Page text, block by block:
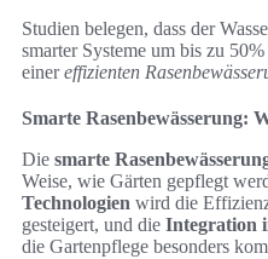
Studien belegen, dass der
smarter Systeme um bis zu
einereffizienten
Smarte Rasenbewässerung:
Die smarte
Weise, wie Gärten gepflegt
Technologien wird die
gesteigert, und die Integration
die Gartenpflege besonders